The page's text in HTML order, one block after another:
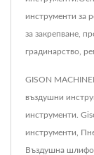
инструменти за
за закрепване,
градинарство,
GISON
въздушни
инструменти.
инструменти,
Въздушна